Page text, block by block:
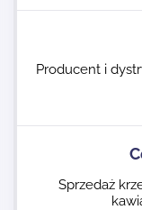
Producent i
Sprzedaż